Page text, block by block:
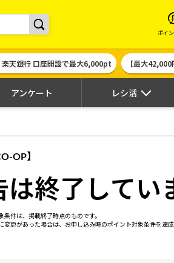
ントサイト | ハピタス
ポイ
楽天銀行 口座開設で最大6,000pt 【最大
アンケート レシ活
OP】
は終了してい
件は、掲載終了時点のものです。
更があった場合は、お申し込み時のポイント対象条件を達